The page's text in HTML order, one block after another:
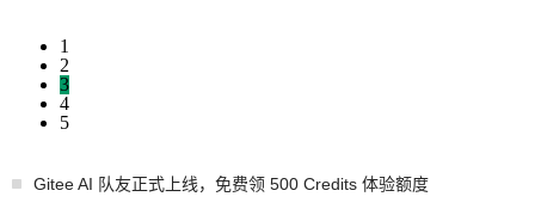
1
2
3
4
5
Gitee AI 队友正式上线，免费领 500 Credits 体验额度